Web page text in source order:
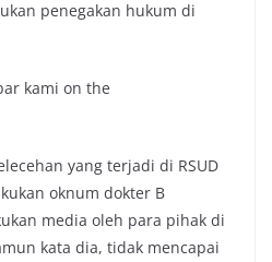
penegakan hukum di
kami on the
yang terjadi di RSUD
oknum dokter B
media oleh para pihak di
kata dia, tidak mencapai